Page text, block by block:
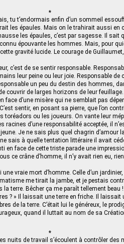
*
tu t’endormais enfin d’un sommeil
les épaules. Mais on le trahirait aussi en
les épaules, c’est par sagesse. Il sait
épouvante les hommes. Mais, pour
gravité lucide. Le courage de
c’est de se sentir responsable.
leur peine ou leur joie. Responsable de
un peu du destin des hommes,
couvrir de larges horizons de leur
face d’une misère qui ne semblait pas
sentir, en posant sa pierre, que l’on
toréadors ou les joueurs. On vante leur
racines d’une responsabilité acceptée, il
Je ne sais plus quel chagrin d’amour
sais à quelle tentation littéraire il avait
en face de cette triste parade une
ce crâne d’homme, il n’y avait rien eu,
vraie mort d’homme. Celle d’un
me tirait la jambe, et je pestais
la terre. Bêcher ça me paraît tellement
? » Il laissait une terre en friche. Il laissait
de la terre. C’était lui le généreux, le
quand il luttait au nom de sa
*
nuits de travail s’écoulent à contrôler des